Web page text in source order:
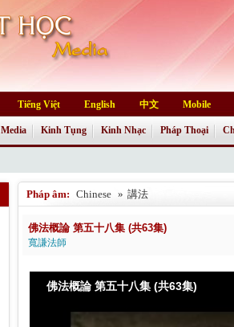
Tiếng Việt English 中文 Mobile
Kinh Tụng Kinh Nhạc Pháp Thoại
Pháp âm: Chinese » 講法
佛法概論 第五十八集 (共63集)
寬謙法師
佛法概論 第五十八集 (共63集)